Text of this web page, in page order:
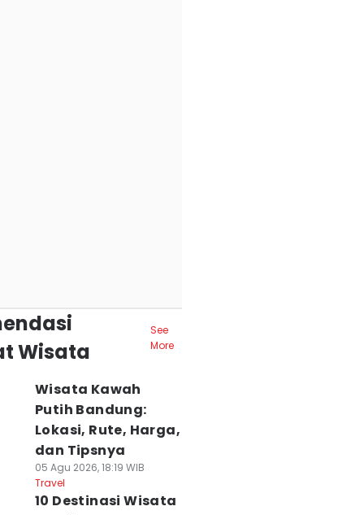
Wisata
See
More
Wisata Kawah
Putih Bandung:
Lokasi, Rute, Harga,
dan Tipsnya
05 Agu 2026, 18:19 WIB
Travel
10 Destinasi Wisata